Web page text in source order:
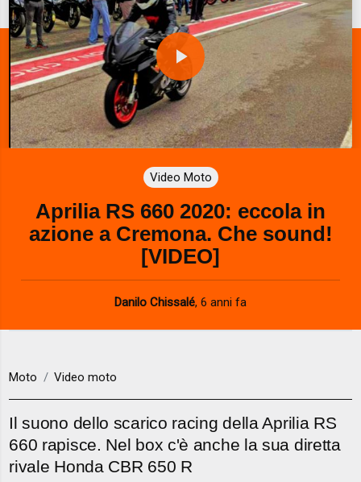
P
l
a
y
V
i
d
e
Video Moto
Aprilia RS 660 2020: eccola in
azione a Cremona. Che sound!
[VIDEO]
Danilo Chissalé, 6 anni fa
Moto Video moto
Il suono dello scarico racing della Aprilia RS
660 rapisce. Nel box c'è anche la sua diretta
rivale Honda CBR 650 R